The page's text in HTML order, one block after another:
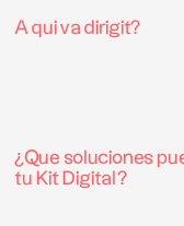
A qui va dirigit?
¿Que soluciones
tu Kit Digital?